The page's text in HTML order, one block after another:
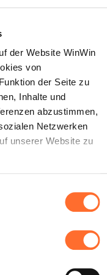
der Website WinWin
von
der Seite zu
Inhalte und
abzustimmen,
Netzwerken
unserer Website zu
Davon
die Funktion der
Beschreibung der
unter „Details“.
Außen-
Masse
ihrer
ISO 2768-f,
IT7 bis